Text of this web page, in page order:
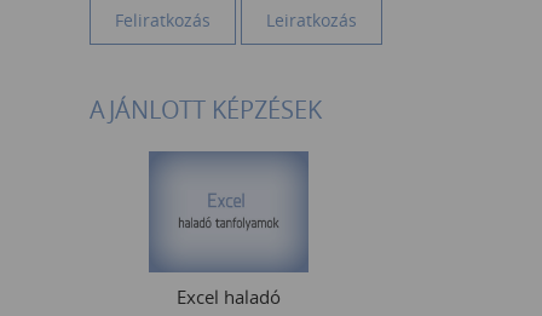
AJÁNLOTT KÉPZÉSEK
Excel haladó